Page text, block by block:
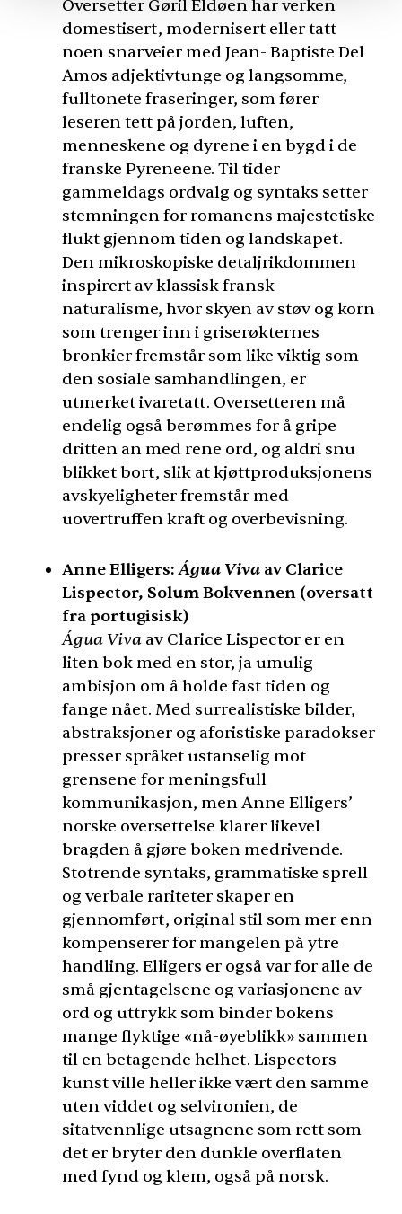
Oversetter Gøril Eldøen har verken
domestisert, modernisert eller tatt
noen snarveier med Jean- Baptiste Del
Amos adjektivtunge og langsomme,
fulltonete fraseringer, som fører
leseren tett på jorden, luften,
menneskene og dyrene i en bygd i de
franske Pyreneene. Til tider
gammeldags ordvalg og syntaks setter
stemningen for romanens majestetiske
flukt gjennom tiden og landskapet.
Den mikroskopiske detaljrikdommen
inspirert av klassisk fransk
naturalisme, hvor skyen av støv og korn
som trenger inn i griserøkternes
bronkier fremstår som like viktig som
den sosiale samhandlingen, er
utmerket ivaretatt. Oversetteren må
endelig også berømmes for å gripe
dritten an med rene ord, og aldri snu
blikket bort, slik at kjøttproduksjonens
avskyeligheter fremstår med
uovertruffen kraft og overbevisning.
Anne Elligers:Água Vivaav Clarice
Lispector, Solum Bokvennen (oversatt
fra portugisisk)
Água Vivaav Clarice Lispector er en
liten bok med en stor, ja umulig
ambisjon om å holde fast tiden og
fange nået. Med surrealistiske bilder,
abstraksjoner og aforistiske paradokser
presser språket ustanselig mot
grensene for meningsfull
kommunikasjon, men Anne Elligers’
norske oversettelse klarer likevel
bragden å gjøre boken medrivende.
Stotrende syntaks, grammatiske sprell
og verbale rariteter skaper en
gjennomført, original stil som mer enn
kompenserer for mangelen på ytre
handling. Elligers er også var for alle de
små gjentagelsene og variasjonene av
ord og uttrykk som binder bokens
mange flyktige «nå-øyeblikk» sammen
til en betagende helhet. Lispectors
kunst ville heller ikke vært den samme
uten viddet og selvironien, de
sitatvennlige utsagnene som rett som
det er bryter den dunkle overflaten
med fynd og klem, også på norsk.